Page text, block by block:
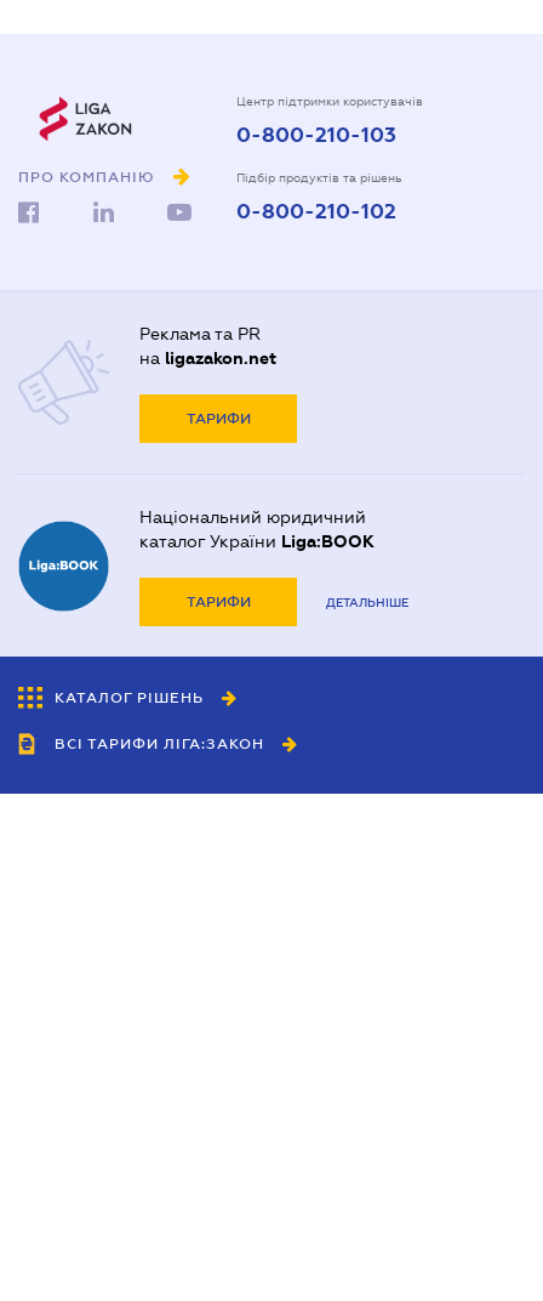
ПРО КОМПАНІЮ
Центр підтримки користувачів
0-800-210-103
Підбір продуктів та рішень
0-800-210-102
Реклама та PR
на ligazakon.net
ТАРИФИ
Національний юридичний
каталог України Liga:BOOK
ТАРИФИ ДЕТАЛЬНІШЕ
КАТАЛОГ РІШЕНЬ
ВСІ ТАРИФИ ЛІГА:ЗАКОН